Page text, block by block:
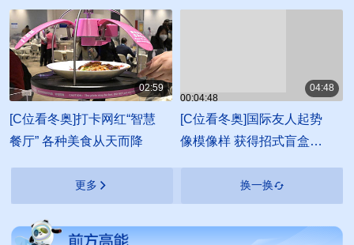
02:59
[C位看冬奥]打卡网红“智慧
餐厅” 各种美食从天而降
00:04:48
04:48
[C位看冬奥]国际友人起势
像模像样 获得招式盲盒白
更多 换一换